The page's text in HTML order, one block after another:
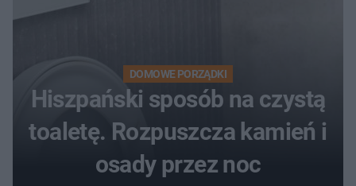
DOMOWE PORZĄDKI
Hiszpański sposób na czystą
toaletę. Rozpuszcza kamień i
osady przez noc